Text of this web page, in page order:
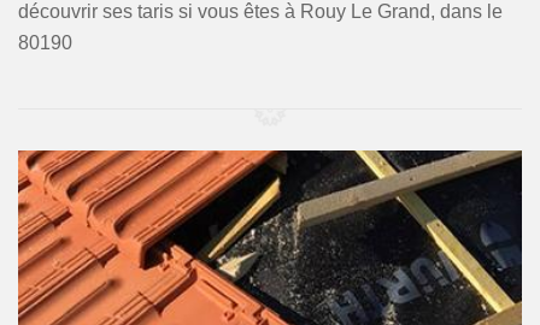
découvrir ses taris si vous êtes à Rouy Le Grand, dans le
80190